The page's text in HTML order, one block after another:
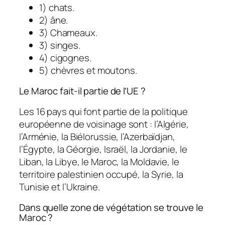
1) chats.
2) âne.
3) Chameaux.
3) singes.
4) cigognes.
5) chèvres et moutons.
Le Maroc fait-il partie de l’UE ?
Les 16 pays qui font partie de la politique
européenne de voisinage sont : l’Algérie,
l’Arménie, la Biélorussie, l’Azerbaïdjan,
l’Égypte, la Géorgie, Israël, la Jordanie, le
Liban, la Libye, le Maroc, la Moldavie, le
territoire palestinien occupé, la Syrie, la
Tunisie et l’Ukraine.
Dans quelle zone de végétation se trouve le
Maroc ?